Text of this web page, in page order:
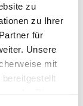
zu
zu Ihrer
für
Unsere
mit